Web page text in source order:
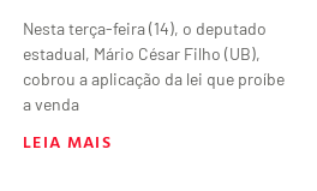
Nesta terça-feira (14), o deputado
estadual, Mário César Filho (UB),
cobrou a aplicação da lei que proíbe
a venda
LEIA MAIS